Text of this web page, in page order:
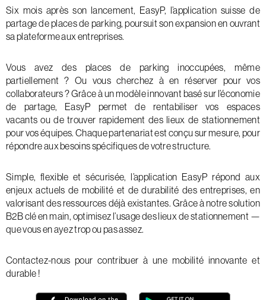
Six mois après son lancement, EasyP, l’application suisse de
partage de places de parking, poursuit son expansion en ouvrant
sa plateforme aux entreprises.
Vous avez des places de parking inoccupées, même
partiellement ? Ou vous cherchez à en réserver pour vos
collaborateurs ? Grâce à un modèle innovant basé sur l’économie
de partage, EasyP permet de rentabiliser vos espaces
vacants ou de trouver rapidement des lieux de stationnement
pour vos équipes. Chaque partenariat est conçu sur mesure, pour
répondre aux besoins spécifiques de votre structure.
Simple, flexible et sécurisée, l’application EasyP répond aux
enjeux actuels de mobilité et de durabilité des entreprises, en
valorisant des ressources déjà existantes. Grâce à notre solution
B2B clé en main, optimisez l’usage des lieux de stationnement —
que vous en ayez trop ou pas assez.
Contactez-nous pour contribuer à une mobilité innovante et
durable !